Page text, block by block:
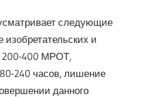
следующие
изобретательских и
200-400 МРОТ,
240 часов, лишение
данного